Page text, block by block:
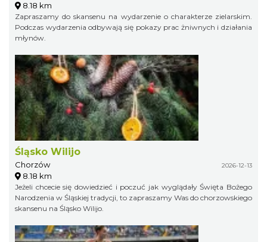
8.18 km
Zapraszamy do skansenu na wydarzenie o charakterze zielarskim.
Podczas wydarzenia odbywają się pokazy prac żniwnych i działania
młynów.
Śląsko Wilijo
Chorzów 2026-12-13
8.18 km
Jeżeli chcecie się dowiedzieć i poczuć jak wyglądały Święta Bożego
Narodzenia w Śląskiej tradycji, to zapraszamy Was do chorzowskiego
skansenu na Śląsko Wilijo.